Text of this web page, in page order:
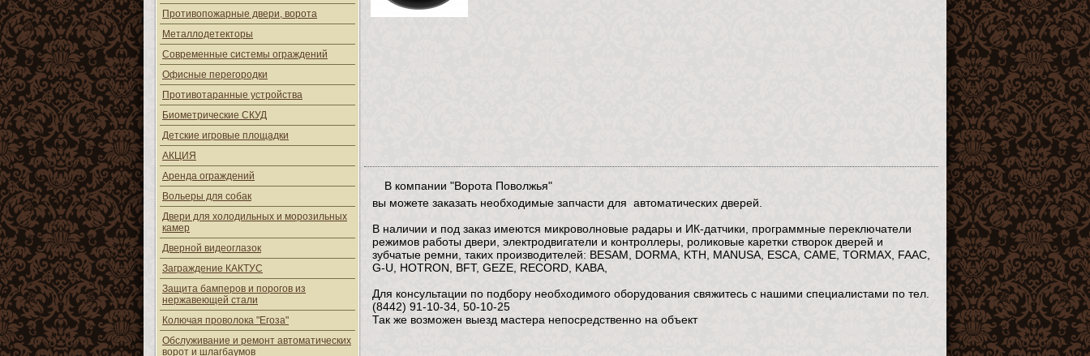
Противопожарные двери, ворота
Металлодетекторы
Современные системы ограждений
Офисные перегородки
Противотаранные устройства
Биометрические СКУД
Детские игровые площадки
АКЦИЯ
Аренда ограждений
Вольеры для собак
Двери для холодильных и морозильных
камер
Дверной видеоглазок
Заграждение КАКТУС
Защита бамперов и порогов из
нержавеющей стали
Колючая проволока "Егоза"
Обслуживание и ремонт автоматических
ворот и шлагбаумов
В компании "Ворота Поволжья"
вы можете заказать необходимые запчасти для автоматических дверей.
В наличии и под заказ имеются микроволновые радары и ИК-датчики, программные переключатели
режимов работы двери, электродвигатели и контроллеры, роликовые каретки створок дверей и
зубчатые ремни, таких производителей: BESAM, DORMA, KTH, MANUSA, ESCA, CAME, TORMAX, FAAC,
G-U, HOTRON, BFT, GEZE, RECORD, KABA,
Для консультации по подбору необходимого оборудования свяжитесь с нашими специалистами по тел.
(8442) 91-10-34, 50-10-25
Так же возможен выезд мастера непосредственно на объект